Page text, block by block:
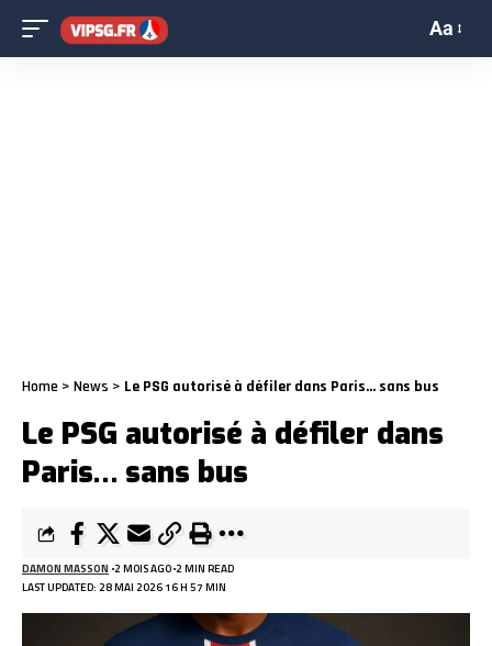
Aa
Home > News > Le PSG autorisé à défiler dans Paris… sans bus
Le PSG autorisé à défiler dans
Paris… sans bus
LAST UPDATED: 28 MAI 2026 16 H 57 MIN
DAMON MASSON 2 MOIS AGO 2 MIN READ